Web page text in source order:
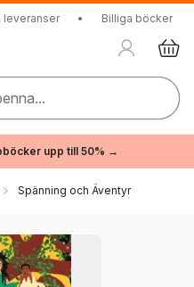
leveranser • Billiga böcker
upp till 50% →
Spänning och Äventyr